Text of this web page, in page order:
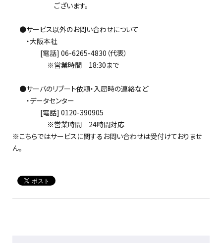
ございます。
●サービス以外のお問い合わせについて
・大阪本社
[電話] 06-6265-4830（代表）
※営業時間 18:30まで
●サーバのリブート依頼・入局時の連絡など
・データセンター
[電話] 0120-390905
※営業時間 24時間対応
※こちらではサービスに関するお問い合わせは受付けておりませ
ん。